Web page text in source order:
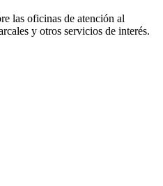
las oficinas de atención al
y otros servicios de interés.